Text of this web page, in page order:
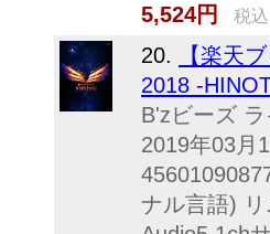
5,524円
税
20.
【楽天
2018 -
B'zビーズ
2019年03月
ナル言語)